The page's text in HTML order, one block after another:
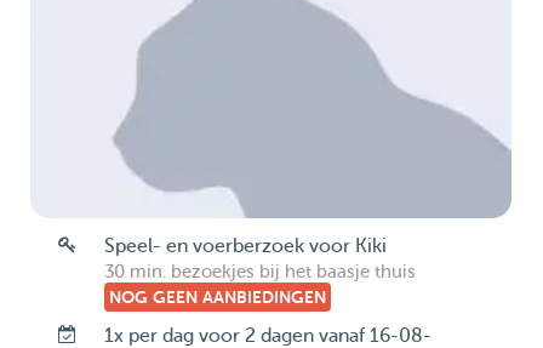
Speel- en voerberzoek voor Kiki
30 min. bezoekjes bij het baasje thuis
NOG GEEN AANBIEDINGEN
1x per dag voor 2 dagen vanaf 16-08-